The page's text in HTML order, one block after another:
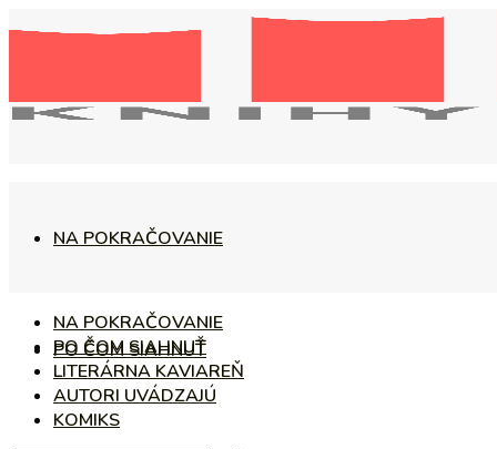
NA POKRAČOVANIE
PO ČOM SIAHNUŤ
NA POKRAČOVANIE
PO ČOM SIAHNUŤ
LITERÁRNA KAVIAREŇ
AUTORI UVÁDZAJÚ
KOMIKS